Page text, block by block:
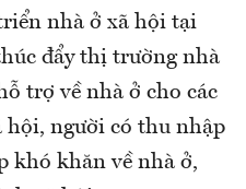
nhà ở xã hội tại
đẩy thị trường nhà
trợ về nhà ở cho các
hội, người có thu nhập
khó khăn về nhà ở,